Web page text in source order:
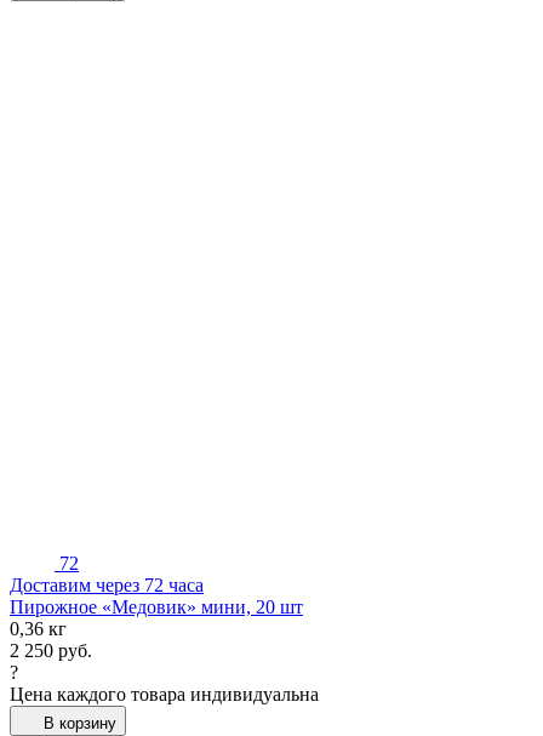
72
Доставим через 72 часа
Пирожное «Медовик» мини, 20 шт
0,36 кг
2 250 руб.
?
Цена каждого товара индивидуальна
В корзину